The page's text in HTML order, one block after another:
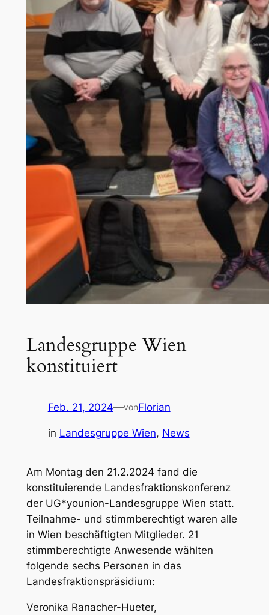
Landesgruppe Wien
konstituiert
Feb. 21, 2024—vonFlorian
in Landesgruppe Wien, News
Am Montag den 21.2.2024 fand die
konstituierende Landesfraktionskonferenz
der UG*younion-Landesgruppe Wien statt.
Teilnahme- und stimmberechtigt waren alle
in Wien beschäftigten Mitglieder. 21
stimmberechtigte Anwesende wählten
folgende sechs Personen in das
Landesfraktionspräsidium:
Veronika Ranacher-Hueter,